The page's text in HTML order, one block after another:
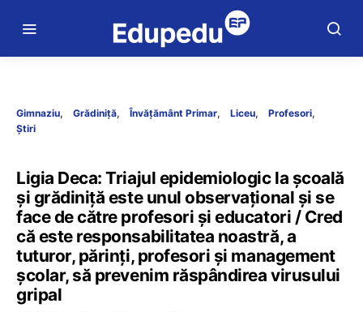
Gimnaziu Grădiniță Învățământ Primar Liceu
Profesori
Știri
Ligia Deca: Triajul epidemiologic la școală
și grădiniță este unul observațional și se
face de către profesori și educatori / Cred
că este responsabilitatea noastră, a
tuturor, părinți, profesori și management
școlar, să prevenim răspândirea virusului
gripal